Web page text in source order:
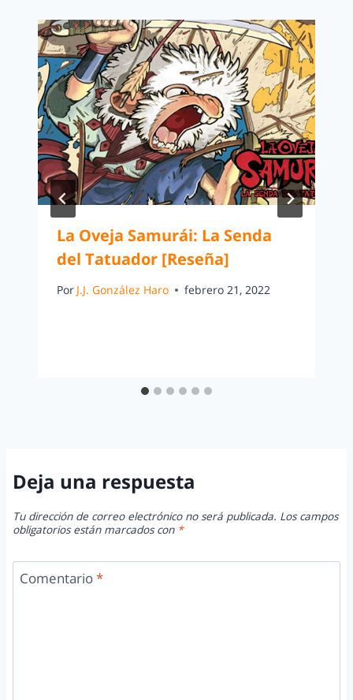
La Oveja Samurái: La Senda
del Tatuador [Reseña]
Por J.J. González Haro febrero 21, 2022
Deja una respuesta
Tu dirección de correo electrónico no será publicada. Los campos
obligatorios están marcados con *
Comentario*